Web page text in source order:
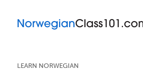
LEARN NORWEGIAN